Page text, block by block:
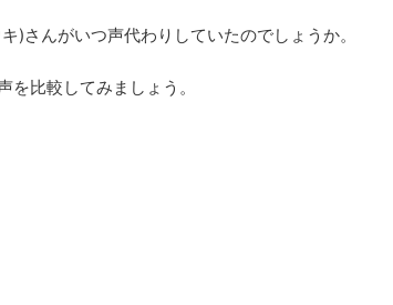
)さんがいつ声代わりしていたのでしょうか。
を比較してみましょう。